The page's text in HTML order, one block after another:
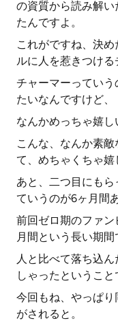
の資質から読み解
たんですよ。
これがですね、決
ルに人を惹きつける
チャーマーってい
たいなんですけど、
なんかめっちゃ嬉し
こんな、なんか素
て、めちゃくちゃ嬉
あと、二つ目にも
ていうのが6ヶ月間
前回ゼロ期のファ
月間という長い期間
人と比べて落ち込
しゃったということ
今回もね、やっぱ
がされると。